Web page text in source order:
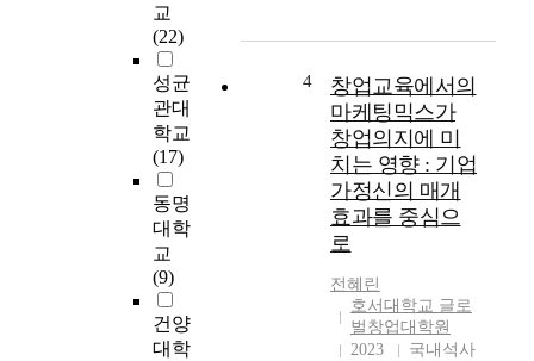
교
(22)
성균
관대
학교
(17)
동명
대학
교
(9)
건양
대학
tg
4
창업교육에서의
마케팅믹스가
창업의지에 미
치는 영향 : 기업
가정신의 매개
효과를 중심으
로
전혜린
호서대학교 글로
벌창업대학원
2023
국내석사